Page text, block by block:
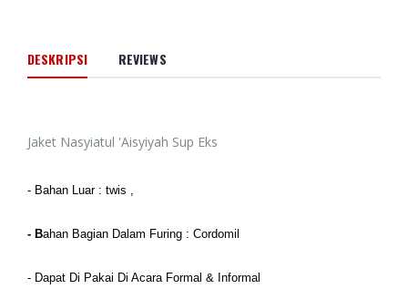
DESKRIPSI REVIEWS
Jaket Nasyiatul 'Aisyiyah Sup Eks
- Bahan Luar : twis ,
- Bahan Bagian Dalam Furing : Cordomil
- Dapat Di Pakai Di Acara Formal & Informal